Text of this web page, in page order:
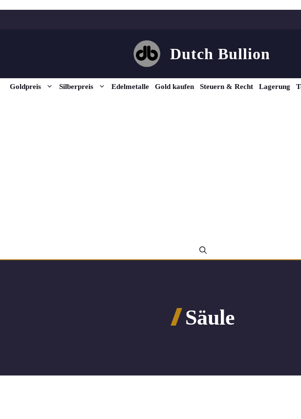
Dutch Bullion
Goldpreis Silberpreis Edelmetalle Gold kaufen Steuern & Recht Lagerung
Säule